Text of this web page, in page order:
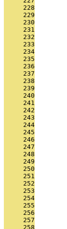
     228
     229
     230
     231
     232
     233
     234
     235
     236
     237
     238
     239
     240
     241
     242
     243
     244
     245
     246
     247
     248
     249
     250
     251
     252
     253
     254
     255
     256
     257
     258